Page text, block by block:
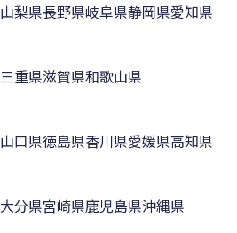
山梨県長野県岐阜県静岡県愛知県
三重県滋賀県和歌山県
山口県徳島県香川県愛媛県高知県
大分県宮崎県鹿児島県沖縄県